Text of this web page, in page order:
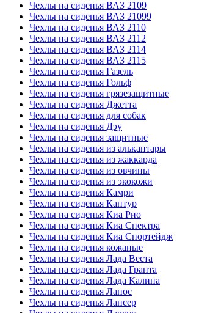
Чехлы на сиденья ВАЗ 2109
Чехлы на сиденья ВАЗ 21099
Чехлы на сиденья ВАЗ 2110
Чехлы на сиденья ВАЗ 2112
Чехлы на сиденья ВАЗ 2114
Чехлы на сиденья ВАЗ 2115
Чехлы на сиденья Газель
Чехлы на сиденья Гольф
Чехлы на сиденья грязезащитные
Чехлы на сиденья Джетта
Чехлы на сиденья для собак
Чехлы на сиденья Дэу
Чехлы на сиденья защитные
Чехлы на сиденья из алькантары
Чехлы на сиденья из жаккарда
Чехлы на сиденья из овчины
Чехлы на сиденья из экокожи
Чехлы на сиденья Камри
Чехлы на сиденья Каптур
Чехлы на сиденья Киа Рио
Чехлы на сиденья Киа Спектра
Чехлы на сиденья Киа Спортейдж
Чехлы на сиденья кожаные
Чехлы на сиденья Лада Веста
Чехлы на сиденья Лада Гранта
Чехлы на сиденья Лада Калина
Чехлы на сиденья Ланос
Чехлы на сиденья Лансер